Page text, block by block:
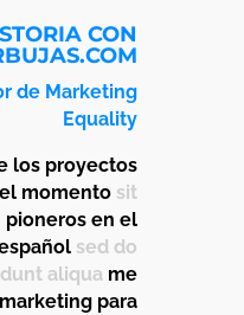
CON
de Marketing
Equality
los proyectos
momento sit
pioneros en el
sed do
aliqua me
para